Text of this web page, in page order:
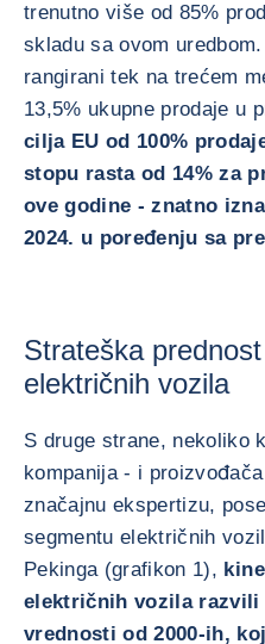
trenutno više od 85%
skladu sa ovom
rangirani tek na trećem
13,5% ukupne prodaje u
cilja EU od 100%
stopu rasta od 14% za
ove godine - znatno
2024. u poređenju sa
Strateška
električnih vozila
S druge strane, nekoliko
kompanija - i
značajnu ekspertizu,
segmentu električnih
Pekinga (grafikon 1),
električnih vozila razvili
vrednosti od 2000-ih,